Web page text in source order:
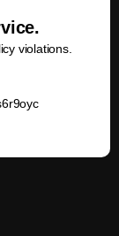
violations.